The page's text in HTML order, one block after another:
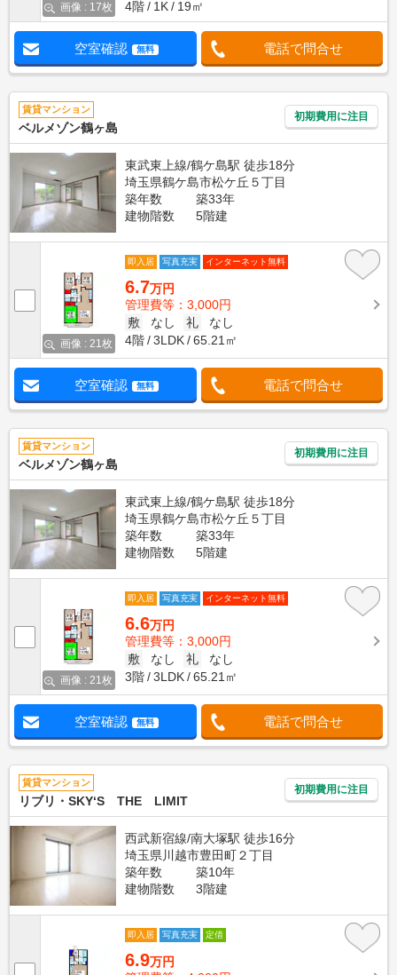
画像 : 17枚
4階
1K 19㎡
空室確認 無料 電話で問合せ
賃貸マンション
ベルメゾン鶴ヶ島
初期費用に注目
東武東上線/鶴ケ島駅 徒歩18分
埼玉県鶴ケ島市松ケ丘５丁目
築年数
築33年
建物階数
5階建
画像 : 21枚
即入居 写真充実 インターネット無料
6.7万円
管理費等：3,000円
敷
なし 礼
なし
4階
3LDK 65.21㎡
空室確認 無料 電話で問合せ
賃貸マンション
ベルメゾン鶴ヶ島
初期費用に注目
東武東上線/鶴ケ島駅 徒歩18分
埼玉県鶴ケ島市松ケ丘５丁目
築年数
築33年
建物階数
5階建
画像 : 21枚
即入居 写真充実 インターネット無料
6.6万円
管理費等：3,000円
敷
なし 礼
なし
3階
3LDK 65.21㎡
空室確認 無料 電話で問合せ
賃貸マンション
リブリ・SKY‘S THE LIMIT
初期費用に注目
西武新宿線/南大塚駅 徒歩16分
埼玉県川越市豊田町２丁目
築年数
築10年
建物階数
3階建
即入居 写真充実 定借
6.9万円